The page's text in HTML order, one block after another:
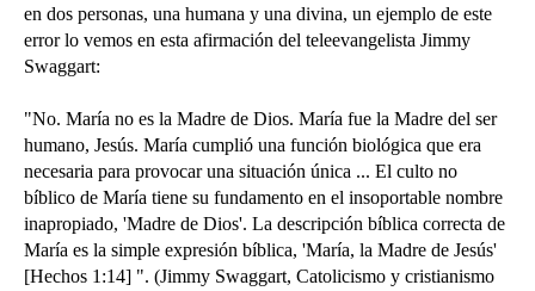
en dos personas, una humana y una divina, un ejemplo de este
error lo vemos en esta afirmación del teleevangelista Jimmy
Swaggart:
"No. María no es la Madre de Dios. María fue la Madre del ser
humano, Jesús. María cumplió una función biológica que era
necesaria para provocar una situación única ... El culto no
bíblico de María tiene su fundamento en el insoportable nombre
inapropiado, 'Madre de Dios'. La descripción bíblica correcta de
María es la simple expresión bíblica, 'María, la Madre de Jesús'
[Hechos 1:14] ". (Jimmy Swaggart, Catolicismo y cristianismo